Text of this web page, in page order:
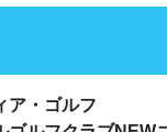
ア・ゴルフ